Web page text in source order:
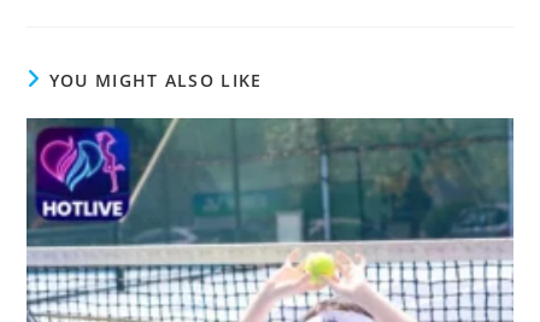
YOU MIGHT ALSO LIKE